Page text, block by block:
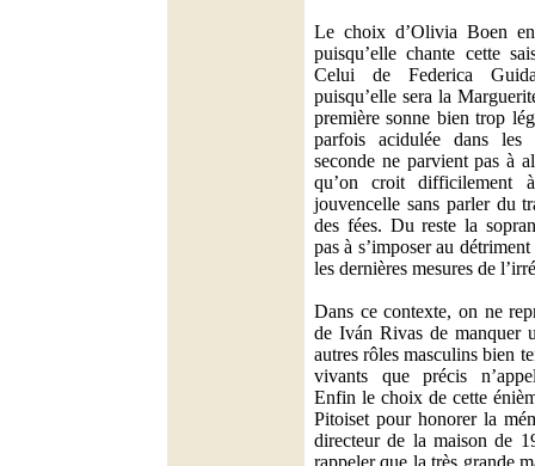
Le choix d’Olivia Boen
puisqu’elle chante cette
Celui de Federica
puisqu’elle sera la
première sonne bien trop
parfois acidulée dans
seconde ne parvient pas à
qu’on croit difficilement
jouvencelle sans parler du
des fées. Du reste la
pas à s’imposer au
les dernières mesures de
Dans ce contexte, on ne
de Iván Rivas de manquer
autres rôles masculins bien
vivants que précis
Enfin le choix de cette
Pitoiset pour honorer la
directeur de la maison de
rappeler que la très grande